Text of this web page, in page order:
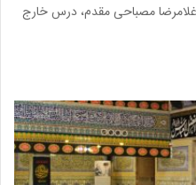
غلامرضا مصباحی مقدم، درس خارج